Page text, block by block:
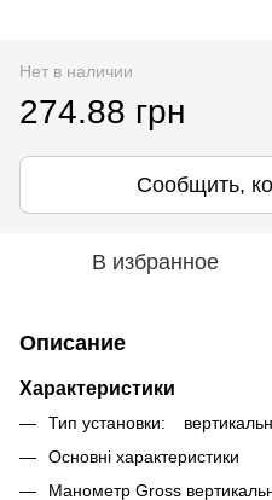
Нет в наличии
274.88 грн
Сообщить,
В избранное
Описание
Характеристики
Тип установки:
Основні характеристики
Манометр Gross